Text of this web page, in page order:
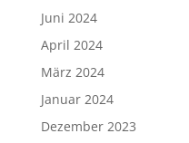
Juni 2024
April 2024
März 2024
Januar 2024
Dezember 2023